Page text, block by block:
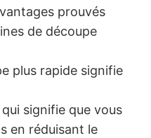
prouvés
de découpe
plus rapide signifie
signifie que vous
en réduisant le